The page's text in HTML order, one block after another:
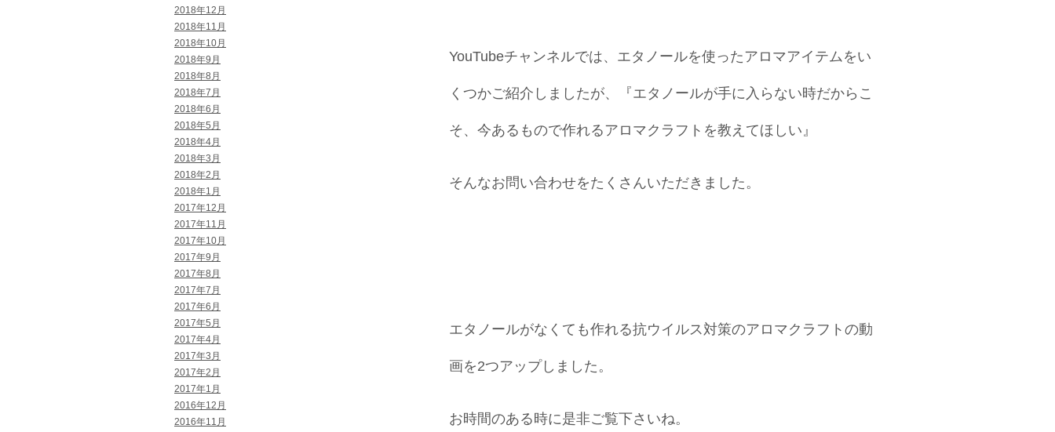
2018年12月
2018年11月
2018年10月
2018年9月
2018年8月
2018年7月
2018年6月
2018年5月
2018年4月
2018年3月
2018年2月
2018年1月
2017年12月
2017年11月
2017年10月
2017年9月
2017年8月
2017年7月
2017年6月
2017年5月
2017年4月
2017年3月
2017年2月
2017年1月
2016年12月
2016年11月
YouTubeチャンネルでは、エタノールを使ったアロマアイテムをい
くつかご紹介しましたが、『エタノールが手に入らない時だからこ
そ、今あるもので作れるアロマクラフトを教えてほしい』
そんなお問い合わせをたくさんいただきました。
エタノールがなくても作れる抗ウイルス対策のアロマクラフトの動
画を2つアップしました。
お時間のある時に是非ご覧下さいね。